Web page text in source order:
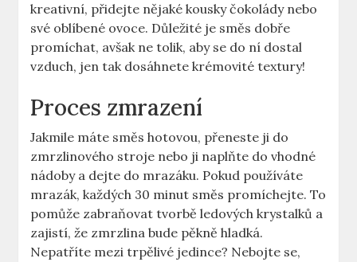
kreativní, přidejte nějaké kousky čokolády nebo
své oblíbené ‌ovoce. Důležité je směs ⁤dobře
promíchat, avšak ne tolik, aby se do⁤ ní dostal
vzduch, jen tak dosáhnete krémovité textury!
Proces ⁣zmrazení
Jakmile máte směs hotovou, přeneste ji do
zmrzlinového stroje nebo⁢ ji naplňte do vhodné
nádoby a dejte ‌do mrazáku. Pokud používáte
mrazák, každých 30 minut směs promíchejte. To
pomůže zabraňovat tvorbě ledových krystalků a​
zajistí, že zmrzlina bude pěkně hladká.
‍Nepatříte mezi trpělivé jedince? Nebojte se,